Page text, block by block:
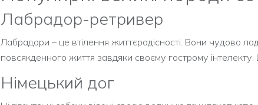
Лабрадор-ретривер
Лабрадори – це втілення життєрадісності. Вони чудово
повсякденного життя завдяки своєму гострому
Німецький дог